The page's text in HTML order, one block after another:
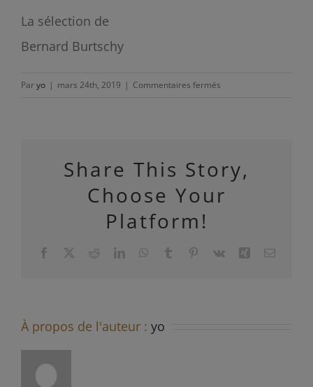
La sélection de
Bernard Burtschy
Paryo | mars 24th, 2019 | Commentaires fermés
Biston-
Brillette
:
Share This Story,
Choose Your
Platform!
Facebook RedditLinkedInWhatsApp
Tumblr Pinterest
Vk Xing Email
À propos de l'auteur : yo